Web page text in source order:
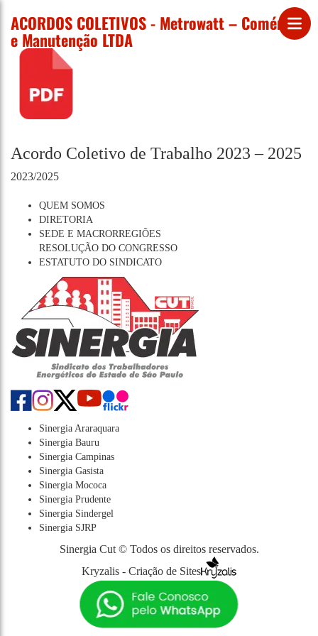
ACORDOS COLETIVOS - Metrowatt – Comércio
e Manutenção LTDA
Acordo Coletivo de Trabalho 2023 – 2025
2023/2025
QUEM SOMOS
DIRETORIA
SEDE E MACRORREGIÕES
RESOLUÇÃO DO CONGRESSO
ESTATUTO DO SINDICATO
Sinergia Araraquara
Sinergia Bauru
Sinergia Campinas
Sinergia Gasista
Sinergia Mococa
Sinergia Prudente
Sinergia Sindergel
Sinergia SJRP
Sinergia Cut © Todos os direitos reservados.
Kryzalis - Criação de Sites